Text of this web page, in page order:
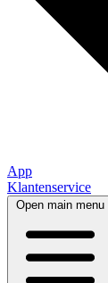
App
Klantenservice
Open main menu